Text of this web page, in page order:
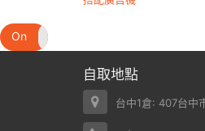
On
自取地點
台中1倉: 407台中